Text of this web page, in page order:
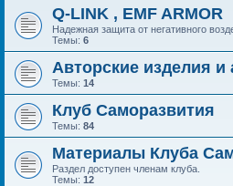
Q-LINK , EMF ARMOR
Надежная защита от негативного
Темы: 6
Авторские изделия и
Темы: 14
Клуб Саморазвития
Темы: 84
Материалы Клуба
Раздел доступен членам клуба.
Темы: 12